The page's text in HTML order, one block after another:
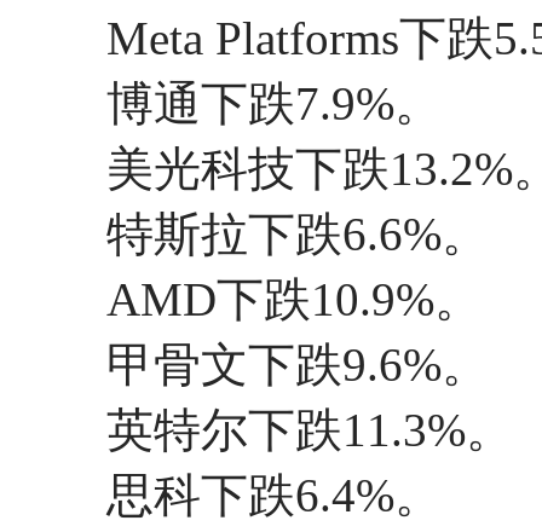
Meta Platforms下跌
博通下跌7.9%。
美光科技下跌13.2%
特斯拉下跌6.6%。
AMD下跌10.9%。
甲骨文下跌9.6%。
英特尔下跌11.3%。
思科下跌6.4%。